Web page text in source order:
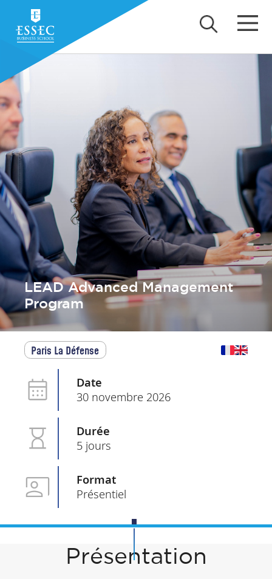
LEAD Advanced Management
Program
Paris La Défense
Date
30 novembre 2026
Durée
5 jours
Format
Présentiel
Présentation